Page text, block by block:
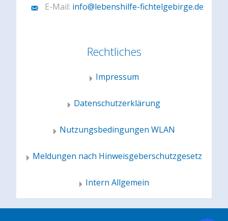
E-Mail: info@lebenshilfe-fichtelgebirge.de
Rechtliches
Impressum
Datenschutzerklärung
Nutzungsbedingungen WLAN
Meldungen nach Hinweisgeberschutzgesetz
Intern Allgemein